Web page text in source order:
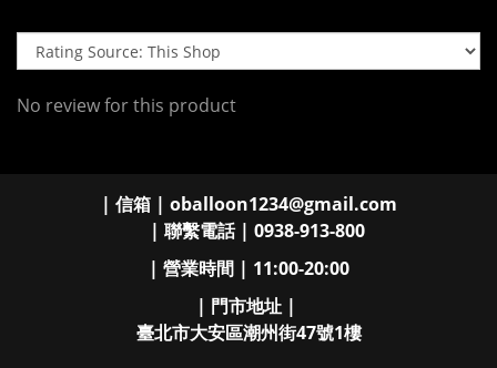
No review for this product
| 信箱 | oballoon1234@gmail.com
| 聯繫電話 | 0938-913-800
| 營業時間 | 11:00-20:00
| 門市地址 |
臺北市大安區潮州街47號1樓